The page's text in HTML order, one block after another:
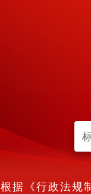
根据《行政法规